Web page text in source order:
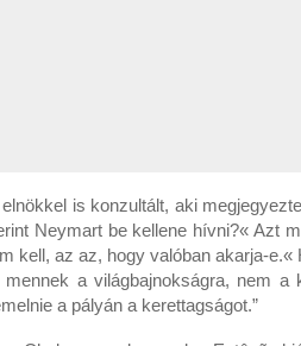
is konzultált, aki
Neymart be kellene hívni?« Azt
kell, az az, hogy valóban akarja-
a világbajnokságra, nem
a pályán a kerettagságot.”